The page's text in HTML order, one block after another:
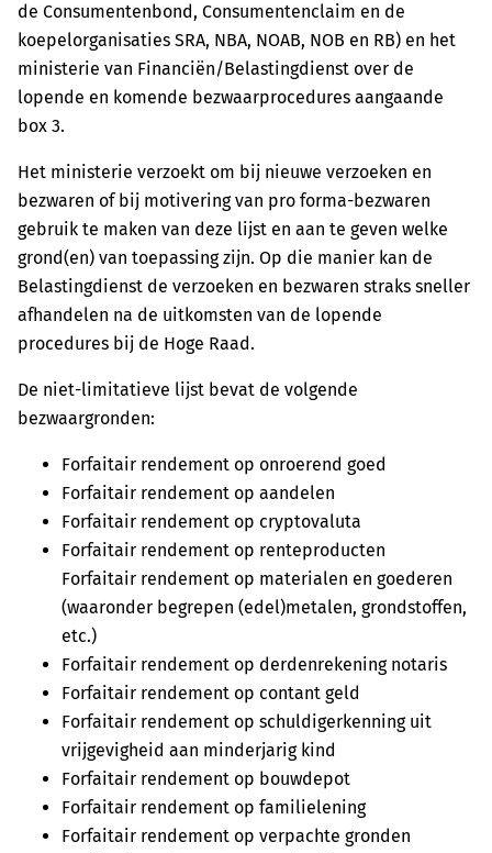
de Consumentenbond, Consumentenclaim en de
koepelorganisaties SRA, NBA, NOAB, NOB en RB) en het
ministerie van Financiën/Belastingdienst over de
lopende en komende bezwaarprocedures aangaande
box 3.
Het ministerie verzoekt om bij nieuwe verzoeken en
bezwaren of bij motivering van pro forma-bezwaren
gebruik te maken van deze lijst en aan te geven welke
grond(en) van toepassing zijn. Op die manier kan de
Belastingdienst de verzoeken en bezwaren straks sneller
afhandelen na de uitkomsten van de lopende
procedures bij de Hoge Raad.
De niet-limitatieve lijst bevat de volgende
bezwaargronden:
Forfaitair rendement op onroerend goed
Forfaitair rendement op aandelen
Forfaitair rendement op cryptovaluta
Forfaitair rendement op renteproducten
Forfaitair rendement op materialen en goederen
(waaronder begrepen (edel)metalen, grondstoffen,
etc.)
Forfaitair rendement op derdenrekening notaris
Forfaitair rendement op contant geld
Forfaitair rendement op schuldigerkenning uit
vrijgevigheid aan minderjarig kind
Forfaitair rendement op bouwdepot
Forfaitair rendement op familielening
Forfaitair rendement op verpachte gronden